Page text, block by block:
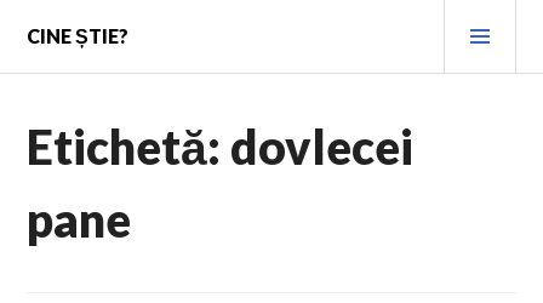
content
CINE ȘTIE?
Etichetă: dovlecei
pane